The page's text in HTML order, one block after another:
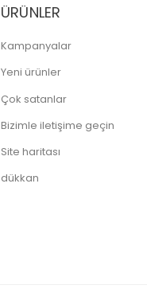
ÜRÜNLER
Kampanyalar
Yeni ürünler
Çok satanlar
Bizimle iletişime geçin
Site haritası
dükkan